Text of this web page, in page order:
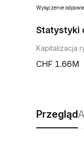
Wyłączenie
Statystyki
Kapitalizacja
1.66M
Przegląd